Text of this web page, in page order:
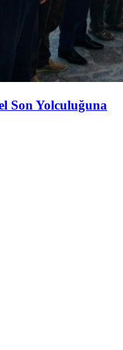
Son Yolculuğuna